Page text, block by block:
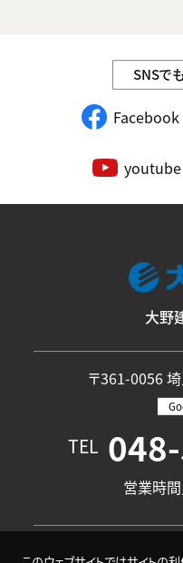
SNSで
Facebook
youtube
大野
〒361-0056
TEL
営業時